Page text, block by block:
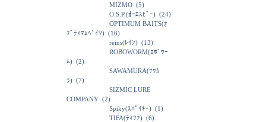
MIZMO (5)
O.S.P.(ｵｰｴｽﾋﾟｰ) (24)
OPTIMUM BAITS(ｵ
ﾌﾟﾃｨﾏﾑﾍﾞｲﾂ) (16)
reins(ﾚｲﾝ) (13)
ROBOWORM(ﾛﾎﾞﾜｰ
ﾑ) (2)
SAWAMURA(ｻﾜﾑ
ﾗ) (7)
SIZMIC LURE
COMPANY (2)
Spiky(ｽﾊﾟｲｷｰ) (1)
TIFA(ﾃｨﾌｧ) (6)